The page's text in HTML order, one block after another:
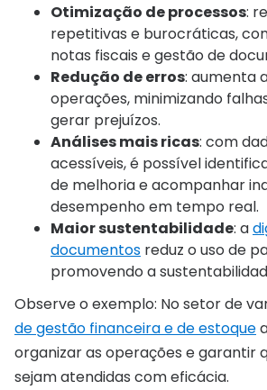
Otimização de processos:
repetitivas e burocráticas,
notas fiscais e gestão de
Redução de erros: aumenta
operações, minimizando
gerar prejuízos.
Análises mais ricas: com
acessíveis, é possível
de melhoria e acompanhar
desempenho em tempo real.
Maior sustentabilidade: a
documentos reduz o uso de
promovendo a
Observe o exemplo: No setor de
de gestão financeira e de estoque
organizar as operações e garantir
sejam atendidas com eficácia.